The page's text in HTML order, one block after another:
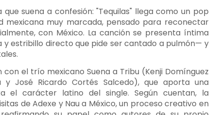
suena a confesión: "Tequilas" llega como un pop
mexicana muy marcada, pensado para reconectar
con México. La canción se presenta íntima
estribillo directo que pide ser cantado a pulmón— y
el trío mexicano Suena a Tribu (Kenji Domínguez
y José Ricardo Cortés Salcedo), que aporta una
el carácter latino del single. Según cuentan, la
de Adexe y Nau a México, un proceso creativo en